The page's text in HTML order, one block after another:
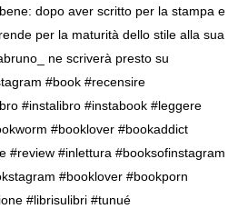
dopo aver scritto per la stampa e
per la maturità dello stile alla sua
ne scriverà presto su
#book #recensire
#instalibro #instabook #leggere
#booklover #bookaddict
#review #inlettura #booksofinstagram
#booklover #bookporn
#librisulibri #tunué